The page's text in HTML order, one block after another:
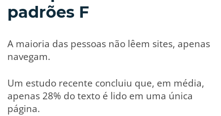
padrões F
A maioria das pessoas não lêem sites, apenas
navegam.
Um estudo recente concluiu que, em média,
apenas 28% do texto é lido em uma única
página.